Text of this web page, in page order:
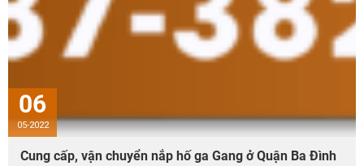
06
05-2022
Cung cấp, vận chuyển nắp hố ga Gang ở Quận Ba Đình